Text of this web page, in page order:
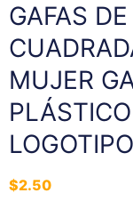
GAFAS
MUJER
$2.50